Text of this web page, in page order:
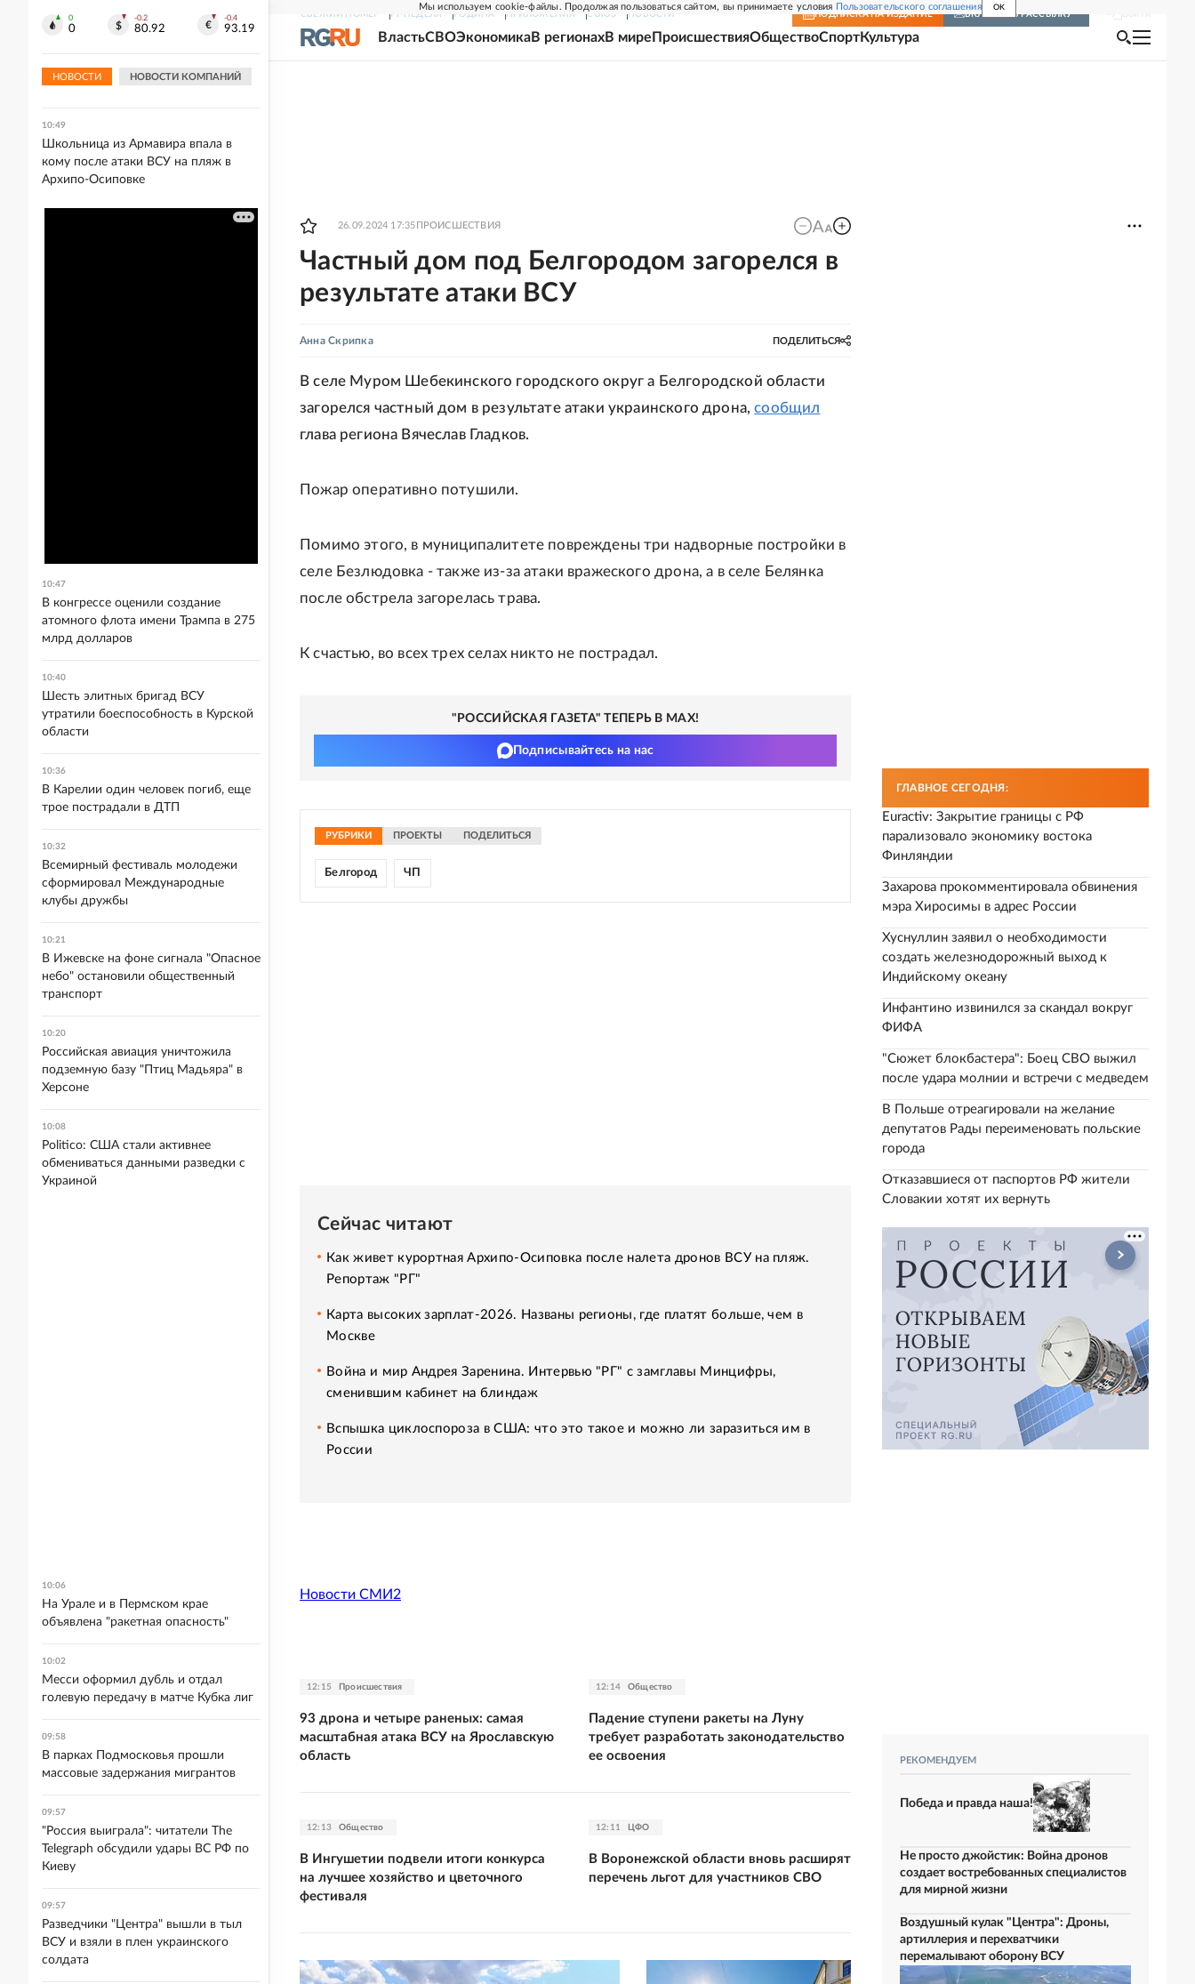
Мы используем cookie-файлы. Продолжая пользоваться сайтом, вы принимаете условия Пользовательского соглашения OK
СВЕЖИЙ НОМЕР РГ-НЕДЕЛЯ РОДИНА ПРИЛОЖЕНИЯ СОЮЗ НОВОСТИ ПОДПИСКА НА ИЗДАНИЕ ВКЛЮЧИТЬ РАССЫЛКУ
ВластьСВОЭкономикаВ регионахВ мире ПроисшествияОбществоСпортКультура
26.09.2024 17:35 ПРОИСШЕСТВИЯ
Частный дом под Белгородом загорелся в
результате атаки ВСУ
Анна Скрипка ПОДЕЛИТЬСЯ
В селе Муром Шебекинского городского округ а Белгородской области
загорелся частный дом в результате атаки украинского дрона,сообщил
глава региона Вячеслав Гладков.
Пожар оперативно потушили.
Помимо этого, в муниципалитете повреждены три надворные постройки в
селе Безлюдовка - также из-за атаки вражеского дрона, а в селе Белянка
после обстрела загорелась трава.
К счастью, во всех трех селах никто не пострадал.
"РОССИЙСКАЯ ГАЗЕТА" ТЕПЕРЬ В MAX!
Подписывайтесь на нас
РУБРИКИ ПРОЕКТЫ ПОДЕЛИТЬСЯ
Белгород ЧП
Сейчас читают
Как живет курортная Архипо-Осиповка после налета дронов ВСУ на пляж.
Репортаж "РГ"
Карта высоких зарплат-2026. Названы регионы, где платят больше, чем в
Москве
Война и мир Андрея Заренина. Интервью "РГ" с замглавы Минцифры,
сменившим кабинет на блиндаж
Вспышка циклоспороза в США: что это такое и можно ли заразиться им в
России
Новости СМИ2
12:15 Происшествия
93 дрона и четыре раненых: самая
масштабная атака ВСУ на Ярославскую
область
12:14 Общество
Падение ступени ракеты на Луну
требует разработать законодательство
ее освоения
12:13 Общество
В Ингушетии подвели итоги конкурса
на лучшее хозяйство и цветочного
фестиваля
12:11 ЦФО
В Воронежской области вновь расширят
перечень льгот для участников СВО
ГЛАВНОЕ СЕГОДНЯ:
Euractiv: Закрытие границы с РФ
парализовало экономику востока
Финляндии
Захарова прокомментировала обвинения
мэра Хиросимы в адрес России
Хуснуллин заявил о необходимости
создать железнодорожный выход к
Индийскому океану
Инфантино извинился за скандал вокруг
ФИФА
"Сюжет блокбастера": Боец СВО выжил
после удара молнии и встречи с медведем
В Польше отреагировали на желание
депутатов Рады переименовать польские
города
Отказавшиеся от паспортов РФ жители
Словакии хотят их вернуть
РЕКОМЕНДУЕМ
Победа и правда наша!
Не просто джойстик: Война дронов
создает востребованных специалистов
для мирной жизни
Воздушный кулак "Центра": Дроны,
артиллерия и перехватчики
перемалывают оборону ВСУ
0
0
-0.2
80.92
-0.4
93.19
НОВОСТИ НОВОСТИ КОМПАНИЙ
В Москве 18 театров планируют
открыть новый сезон в августе
10:49
Школьница из Армавира впала в
кому после атаки ВСУ на пляж в
Архипо-Осиповке
10:47
В конгрессе оценили создание
атомного флота имени Трампа в 275
млрд долларов
10:40
Шесть элитных бригад ВСУ
утратили боеспособность в Курской
области
10:36
В Карелии один человек погиб, еще
трое пострадали в ДТП
10:32
Всемирный фестиваль молодежи
сформировал Международные
клубы дружбы
10:21
В Ижевске на фоне сигнала "Опасное
небо" остановили общественный
транспорт
10:20
Российская авиация уничтожила
подземную базу "Птиц Мадьяра" в
Херсоне
10:08
Politico: США стали активнее
обмениваться данными разведки с
Украиной
10:06
На Урале и в Пермском крае
объявлена "ракетная опасность"
10:02
Месси оформил дубль и отдал
голевую передачу в матче Кубка лиг
09:58
В парках Подмосковья прошли
массовые задержания мигрантов
09:57
"Россия выиграла": читатели The
Telegraph обсудили удары ВС РФ по
Киеву
09:57
Разведчики "Центра" вышли в тыл
ВСУ и взяли в плен украинского
солдата